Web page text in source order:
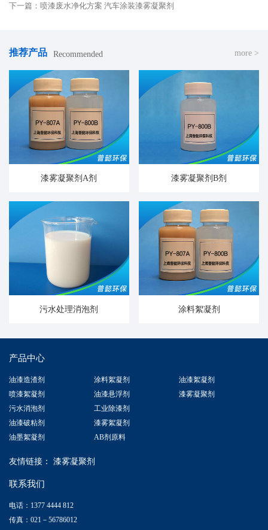
下一篇：喷漆废水净化方案 汽车涂装漆雾凝聚剂
推荐产品 Recommended more >
漆雾凝聚剂A剂 漆雾凝聚剂B剂
污水处理消泡剂 涂料絮凝剂
产品中心
油漆造渣剂
喷漆絮凝剂
污水消泡剂
油漆破粘剂
油墨絮凝剂
涂料絮凝剂
油漆悬浮剂
工业除漆剂
漆雾絮凝剂
AB剂原料
油漆絮凝剂
漆雾凝聚剂
友情链接： 漆雾凝聚剂
联系我们
电话：1377 4444 812
传真：021－56786012